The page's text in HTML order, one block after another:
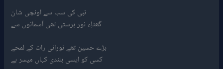
نبی کی سب سے اونچی شان
گھٹاِء نور برستی تھی آسمانوں سے
بڑے حسین تھے نورانی رات کے لمحے
کسی کو ایسی بلندی کہاں میسر ہے